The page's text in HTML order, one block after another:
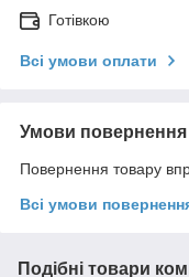
Готівкою
Всі умови оплати
Умови повернення
Повернення товару
Всі умови
Подібні товари